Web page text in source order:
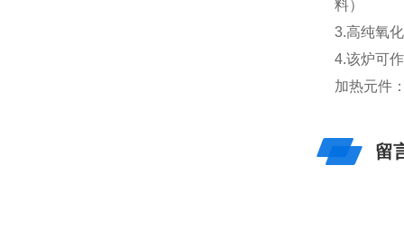
料）
3.高纯氧
4.该炉可
加热元件
留